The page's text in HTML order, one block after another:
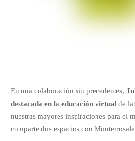
En una colaboración sin precedentes,
destacada en la educación virtual de
nuestras mayores inspiraciones para el
comparte dos espacios con